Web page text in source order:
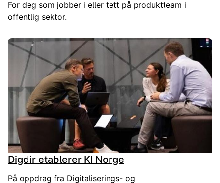
For deg som jobber i eller tett på produktteam i
offentlig sektor.
Digdir etablerer KI Norge
På oppdrag fra Digitaliserings- og